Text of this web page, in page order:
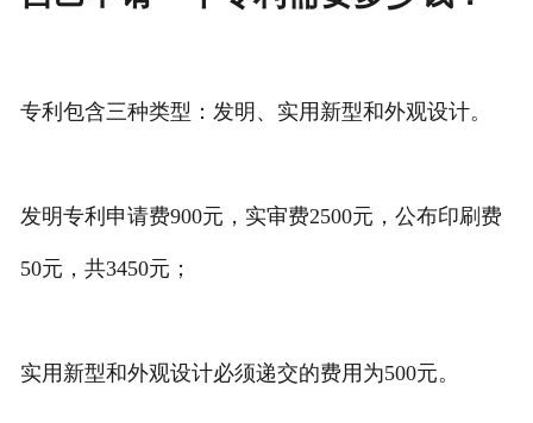
专利包含三种类型：发明、实用新型和外观设计。
发明专利申请费900元，实审费2500元，公布印刷费
50元，共3450元；
实用新型和外观设计必须递交的费用为500元。